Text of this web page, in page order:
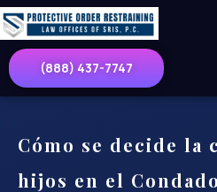
(888) 437-7747
Cómo se decide la
hijos en el